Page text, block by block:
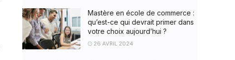
Mastère en école de commerce :
qu’est-ce qui devrait primer dans
votre choix aujourd’hui ?
26 AVRIL 2024